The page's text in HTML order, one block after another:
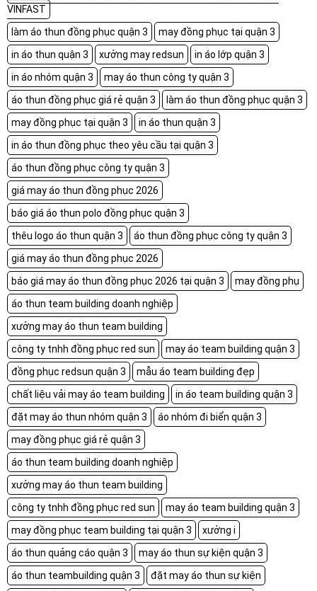
VINFAST
làm áo thun đồng phục quận 3
may đồng phục tại quận 3
in áo thun quận 3
xưởng may redsun
in áo lớp quận 3
in áo nhóm quận 3
may áo thun công ty quận 3
áo thun đồng phục giá rẻ quận 3
làm áo thun đồng phục quận 3
may đồng phục tại quận 3
in áo thun quận 3
in áo thun đồng phục theo yêu cầu tại quận 3
áo thun đồng phục công ty quận 3
giá may áo thun đồng phục 2026
báo giá áo thun polo đồng phục quận 3
thêu logo áo thun quận 3
áo thun đồng phục công ty quận 3
giá may áo thun đồng phục 2026
báo giá may áo thun đồng phục 2026 tại quận 3
may đồng phụ
áo thun team building doanh nghiệp
xưởng may áo thun team building
công ty tnhh đồng phục red sun
may áo team building quận 3
đồng phục redsun quận 3
mẫu áo team building đẹp
chất liệu vải may áo team building
in áo team building quận 3
đặt may áo thun nhóm quận 3
áo nhóm đi biển quận 3
may đồng phục giá rẻ quận 3
áo thun team building doanh nghiệp
xưởng may áo thun team building
công ty tnhh đồng phục red sun
may áo team building quận 3
may đồng phục team building tại quận 3
xưởng i
áo thun quảng cáo quận 3
may áo thun sự kiện quận 3
áo thun teambuilding quận 3
đặt may áo thun sự kiện